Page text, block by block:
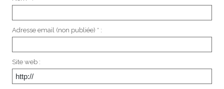
Adresse email (non publiée) * :
Site web :